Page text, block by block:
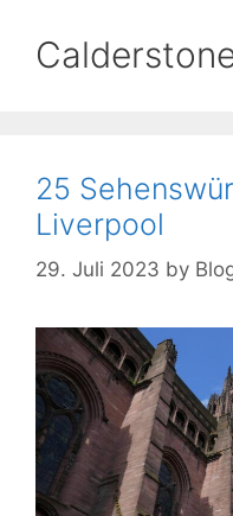
25
Liverpool
29. Juli 2023 by